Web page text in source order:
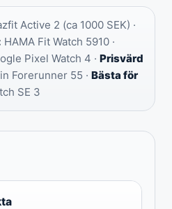
Active 2 (ca 1000 SEK) ·
HAMA Fit Watch 5910 ·
Pixel Watch 4 · Prisvärd
Forerunner 55 · Bästa för
SE 3